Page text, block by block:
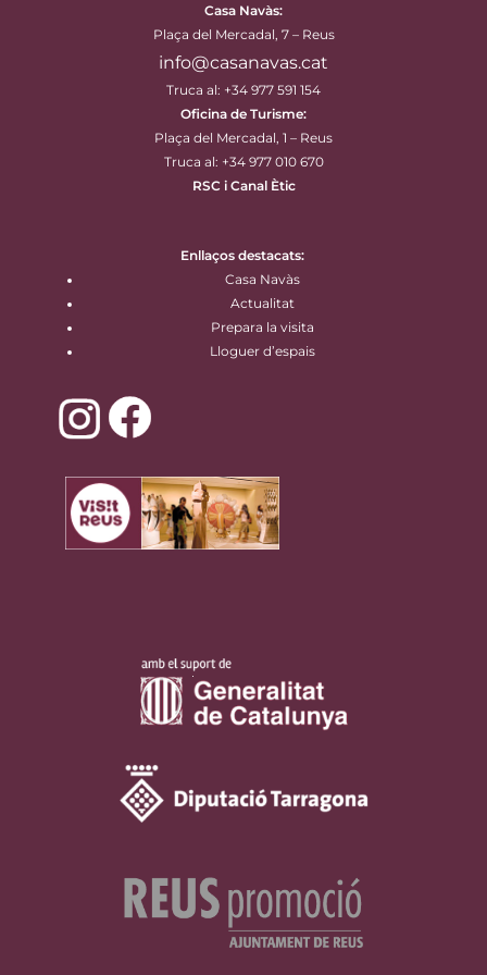
Casa Navàs:
Plaça del Mercadal, 7 – Reus
info@casanavas.cat
Truca al: +34 977 591 154
Oficina de Turisme:
Plaça del Mercadal, 1 – Reus
Truca al: +34 977 010 670
RSC i Canal Ètic
Enllaços destacats:
Casa Navàs
Actualitat
Prepara la visita
Lloguer d’espais